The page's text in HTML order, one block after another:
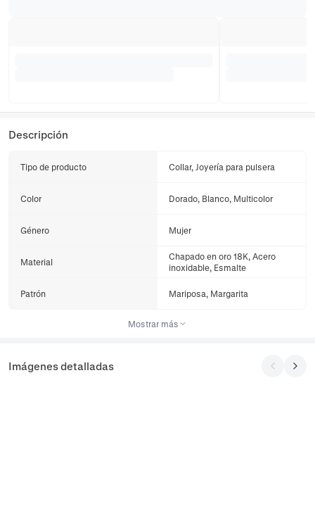
Descripción
Tipo de producto Collar, Joyería para pulsera
Color Dorado, Blanco, Multicolor
Género Mujer
Material
Chapado en oro 18K, Acero
inoxidable, Esmalte
Patrón Mariposa, Margarita
Mostrar más
Imágenes detalladas